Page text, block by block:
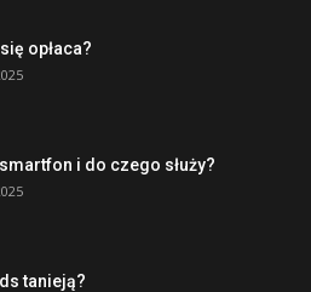
opłaca?
i do czego służy?
tanieją?